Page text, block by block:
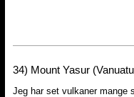
34)​ Mount Yasur
Jeg har set vulkaner mange